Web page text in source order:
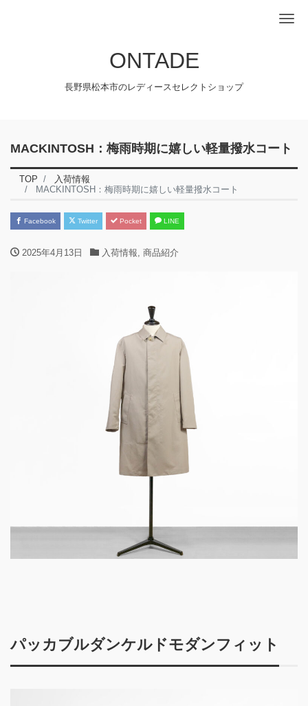
ONTADE
長野県松本市のレディースセレクトショップ
MACKINTOSH：梅雨時期に嬉しい軽量撥水コート
TOP
入荷情報
MACKINTOSH：梅雨時期に嬉しい軽量撥水コート
Facebook Twitter Pocket LINE
2025年4月13日 入荷情報, 商品紹介
パッカブルダンケルドモダンフィット